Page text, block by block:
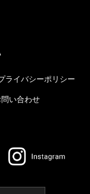
ライバシーポリシー
問い合わせ